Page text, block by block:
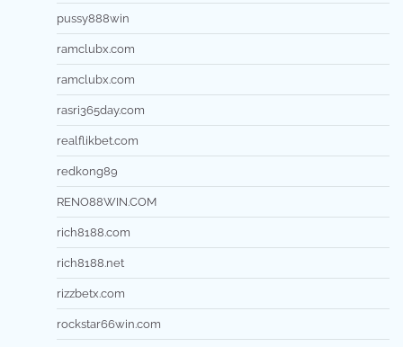
pussy888win
ramclubx.com
ramclubx.com
rasri365day.com
realflikbet.com
redkong89
RENO88WIN.COM
rich8188.com
rich8188.net
rizzbetx.com
rockstar66win.com